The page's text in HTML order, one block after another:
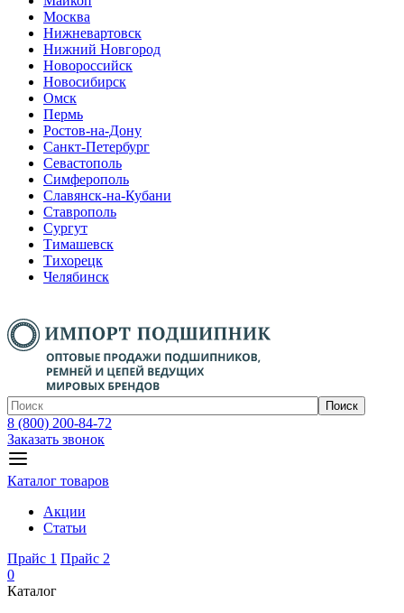
Москва
Нижневартовск
Нижний Новгород
Новороссийск
Новосибирск
Омск
Пермь
Ростов-на-Дону
Санкт-Петербург
Севастополь
Симферополь
Славянск-на-Кубани
Ставрополь
Сургут
Тимашевск
Тихорецк
Челябинск
Поиск
8 (800) 200-84-72
Заказать звонок
Каталог товаров
Акции
Статьи
Прайс 1 Прайс 2
0
Каталог